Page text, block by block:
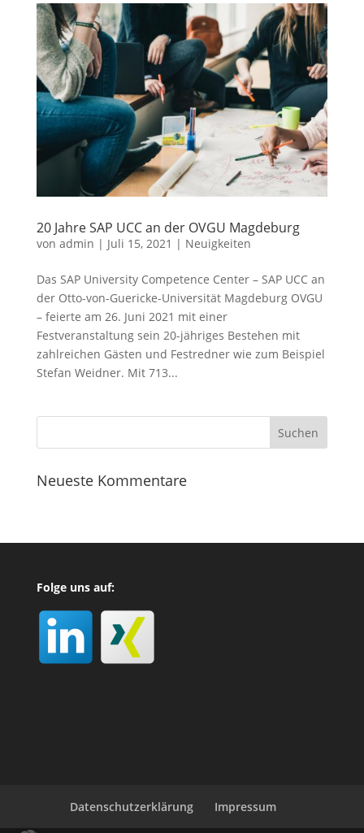
20 Jahre SAP UCC an der OVGU Magdeburg
von admin | Juli 15, 2021 | Neuigkeiten
Das SAP University Competence Center – SAP UCC an
der Otto-von-Guericke-Universität Magdeburg OVGU
– feierte am 26. Juni 2021 mit einer
Festveranstaltung sein 20-jähriges Bestehen mit
zahlreichen Gästen und Festredner wie zum Beispiel
Stefan Weidner. Mit 713...
Neueste Kommentare
Folge uns auf:
Datenschutzerklärung Impressum